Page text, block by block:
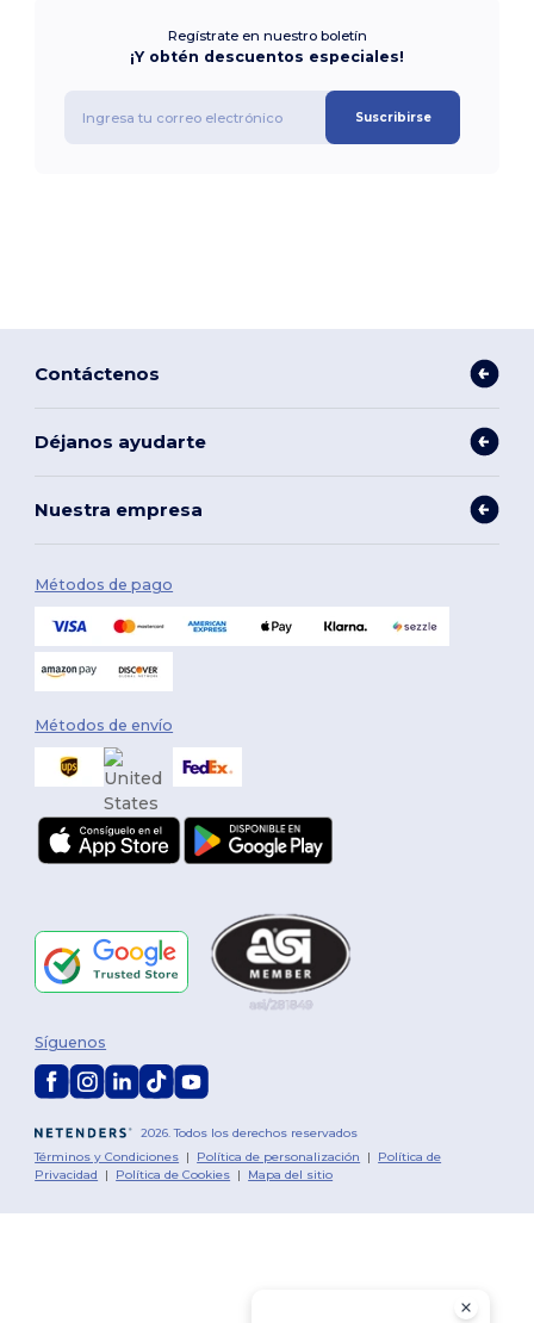
Regístrate en nuestro boletín
¡Y obtén descuentos especiales!
Suscribirse
Contáctenos
Déjanos ayudarte
Nuestra empresa
Métodos de pago
Métodos de envío
2026. Todos los derechos reservados
Términos y Condiciones | Política de personalización | Política de
Privacidad | Política de Cookies | Mapa del sitio
Síguenos